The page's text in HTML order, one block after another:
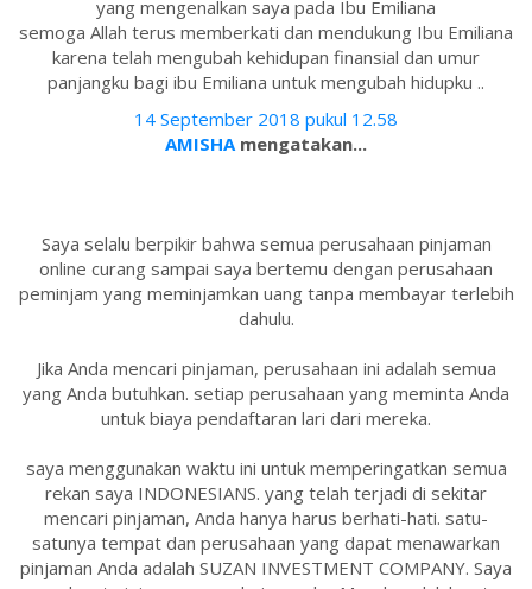
yang mengenalkan saya pada Ibu Emiliana
semoga Allah terus memberkati dan mendukung Ibu Emiliana
karena telah mengubah kehidupan finansial dan umur
panjangku bagi ibu Emiliana untuk mengubah hidupku ..
14 September 2018 pukul 12.58
AMISHAmengatakan...
Saya selalu berpikir bahwa semua perusahaan pinjaman
online curang sampai saya bertemu dengan perusahaan
peminjam yang meminjamkan uang tanpa membayar terlebih
dahulu.
Jika Anda mencari pinjaman, perusahaan ini adalah semua
yang Anda butuhkan. setiap perusahaan yang meminta Anda
untuk biaya pendaftaran lari dari mereka.
saya menggunakan waktu ini untuk memperingatkan semua
rekan saya INDONESIANS. yang telah terjadi di sekitar
mencari pinjaman, Anda hanya harus berhati-hati. satu-
satunya tempat dan perusahaan yang dapat menawarkan
pinjaman Anda adalah SUZAN INVESTMENT COMPANY. Saya